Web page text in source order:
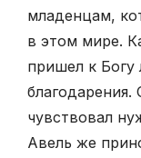
младенцам,
в этом мире.
пришел к
благодарения.
чувствовал
Авель же